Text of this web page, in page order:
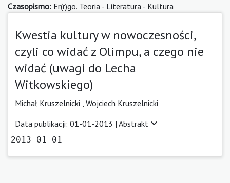
Czasopismo: Er(r)go. Teoria - Literatura - Kultura
Kwestia kultury w nowoczesności,
czyli co widać z Olimpu, a czego nie
widać (uwagi do Lecha
Witkowskiego)
Michał Kruszelnicki , Wojciech Kruszelnicki
Data publikacji: 01-01-2013 | Abstrakt
2013-01-01